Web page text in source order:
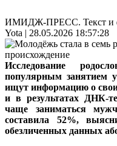
ИМИДЖ-ПРЕСС. Текст и
Yota | 28.05.2026 18:57:28
Исследование
популярным занятием
ищут информацию о
и в результатах ДНК-
чаще заниматься
составила 52%,
обезличенных данных